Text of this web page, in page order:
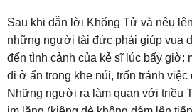
Sau khi dẫn lời Khổng Tử và nêu
những người tài đức phải giúp vua
đến tình cảnh của kẻ sĩ lúc bấy giờ:
đi ở ẩn trong khe núi, trốn tránh
Những người ra làm quan với triều